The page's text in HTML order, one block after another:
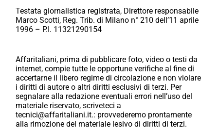
Testata giornalistica registrata, Direttore responsabile
Marco Scotti, Reg. Trib. di Milano n° 210 dell’11 aprile
1996 – P.I. 11321290154
Affaritaliani, prima di pubblicare foto, video o testi da
internet, compie tutte le opportune verifiche al fine di
accertarne il libero regime di circolazione e non violare
i diritti di autore o altri diritti esclusivi di terzi. Per
segnalare alla redazione eventuali errori nell’uso del
materiale riservato, scriveteci a
tecnici@affaritaliani.it.: provvederemo prontamente
alla rimozione del materiale lesivo di diritti di terzi.